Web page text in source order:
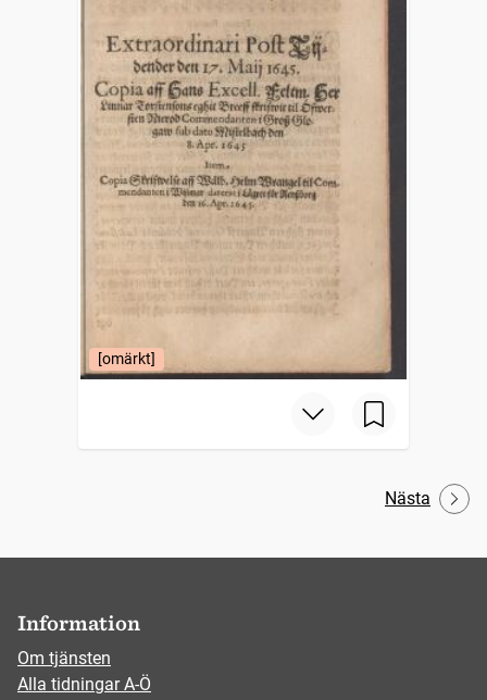
[omärkt]
Nästa
Information
Om tjänsten
Alla tidningar A-Ö